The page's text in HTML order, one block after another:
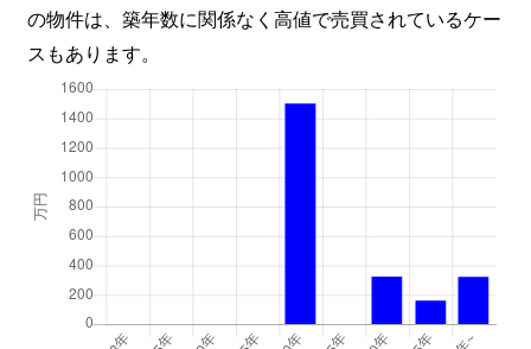
の物件は、築年数に関係なく高値で売買されているケー
スもあります。